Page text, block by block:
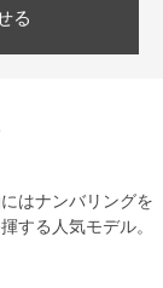
る
はナンバリングを
する人気モデル。